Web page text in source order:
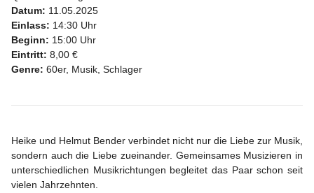
Datum: 11.05.2025
Einlass: 14:30 Uhr
Beginn: 15:00 Uhr
Eintritt: 8,00 €
Genre: 60er, Musik, Schlager
Heike und Helmut Bender verbindet nicht nur die Liebe zur Musik,
sondern auch die Liebe zueinander. Gemeinsames Musizieren in
unterschiedlichen Musikrichtungen begleitet das Paar schon seit
vielen Jahrzehnten.